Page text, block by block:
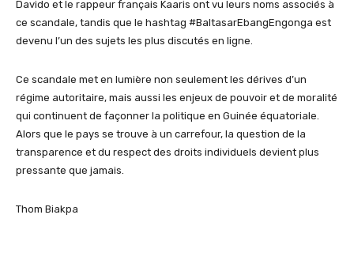
Davido et le rappeur français Kaaris ont vu leurs noms associés à
ce scandale, tandis que le hashtag #BaltasarEbangEngonga est
devenu l’un des sujets les plus discutés en ligne.
Ce scandale met en lumière non seulement les dérives d’un
régime autoritaire, mais aussi les enjeux de pouvoir et de moralité
qui continuent de façonner la politique en Guinée équatoriale.
Alors que le pays se trouve à un carrefour, la question de la
transparence et du respect des droits individuels devient plus
pressante que jamais.
Thom Biakpa